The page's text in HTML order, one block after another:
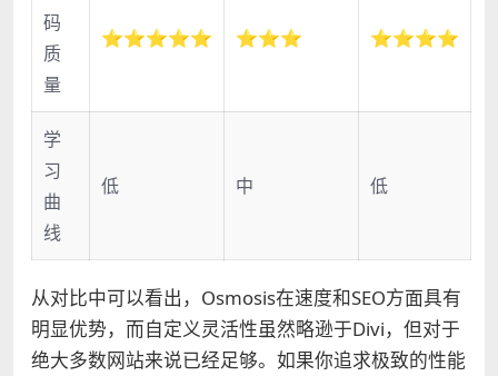
码
质
量
⭐⭐⭐⭐⭐ ⭐⭐⭐ ⭐⭐⭐⭐
学
习
曲
线
低 中 低
从对比中可以看出，Osmosis在速度和SEO方面具有
明显优势，而自定义灵活性虽然略逊于Divi，但对于
绝大多数网站来说已经足够。如果你追求极致的性能